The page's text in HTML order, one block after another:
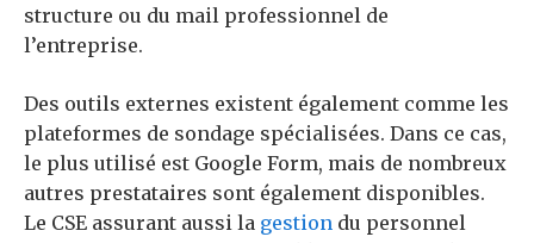
structure ou du mail professionnel de
l’entreprise.
Des outils externes existent également comme les
plateformes de sondage spécialisées. Dans ce cas,
le plus utilisé est Google Form, mais de nombreux
autres prestataires sont également disponibles.
Le CSE assurant aussi la gestion du personnel